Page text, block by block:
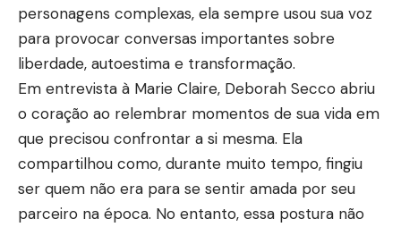
personagens complexas, ela sempre usou sua voz
para provocar conversas importantes sobre
liberdade, autoestima e transformação.
Em entrevista à Marie Claire, Deborah Secco abriu
o coração ao relembrar momentos de sua vida em
que precisou confrontar a si mesma. Ela
compartilhou como, durante muito tempo, fingiu
ser quem não era para se sentir amada por seu
parceiro na época. No entanto, essa postura não